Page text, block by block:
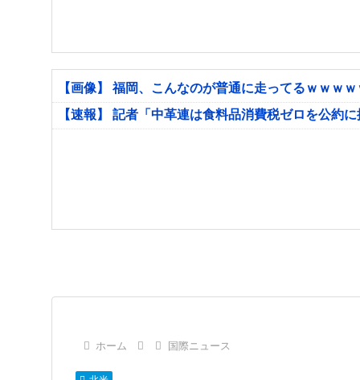
【画像】 福岡、こんなのが普通に走ってるｗｗｗ
【速報】 記者「中革連は食料品消費税ゼロを公約
ホーム 国際ニュース